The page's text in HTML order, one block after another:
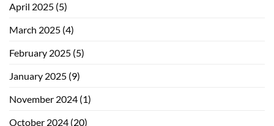
April 2025 (5)
March 2025 (4)
February 2025 (5)
January 2025 (9)
November 2024 (1)
October 2024 (20)